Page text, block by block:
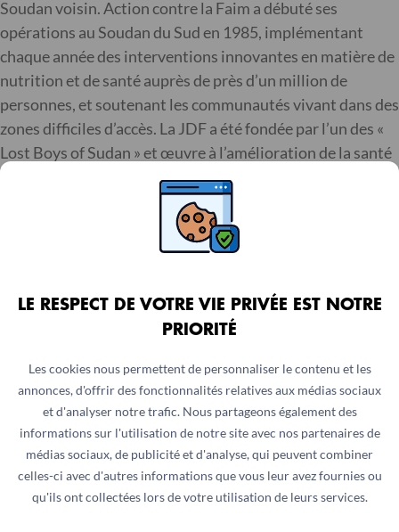
LE RESPECT DE VOTRE VIE PRIVÉE EST NOTRE
PRIORITÉ
Les cookies nous permettent de personnaliser le contenu et les
annonces, d'offrir des fonctionnalités relatives aux médias sociaux
et d'analyser notre trafic. Nous partageons également des
informations sur l'utilisation de notre site avec nos partenaires de
médias sociaux, de publicité et d'analyse, qui peuvent combiner
celles-ci avec d'autres informations que vous leur avez fournies ou
qu'ils ont collectées lors de votre utilisation de leurs services.
Soudan voisin. Action contre la Faim a débuté ses
opérations au Soudan du Sud en 1985, implémentant
chaque année des interventions innovantes en matière de
nutrition et de santé auprès de près d’un million de
personnes, et soutenant les communautés vivant dans des
zones difficiles d’accès. La JDF a été fondée par l’un des «
Lost Boys of Sudan » et œuvre à l’amélioration de la santé
et de la nutrition.
liés
SOUDAN DU SUD
L’afflux de réfugiés et de retournés au
Soudan du Sud engendre une urgence
humanitaire dans ce pays voisin déjà
fragile